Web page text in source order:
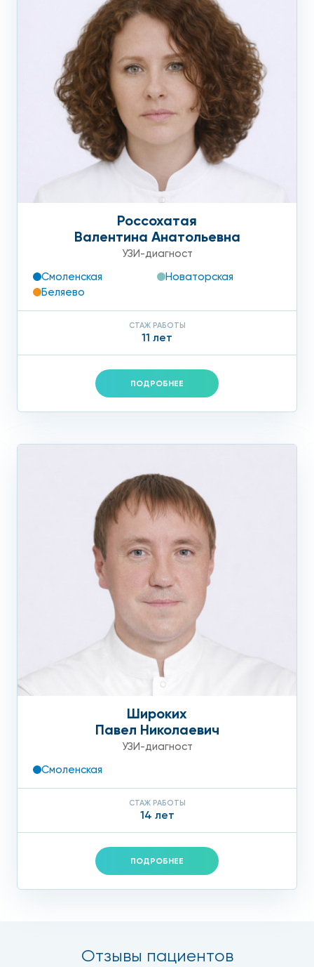
Россохатая
Валентина Анатольевна
УЗИ-диагност
Смоленская
Новаторская
Беляево
СТАЖ РАБОТЫ
11 лет
ПОДРОБНЕЕ
Широких
Павел Николаевич
УЗИ-диагност
Смоленская
СТАЖ РАБОТЫ
14 лет
ПОДРОБНЕЕ
Отзывы пациентов